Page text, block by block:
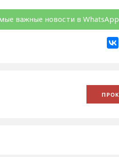
важные новости в WhatsApp